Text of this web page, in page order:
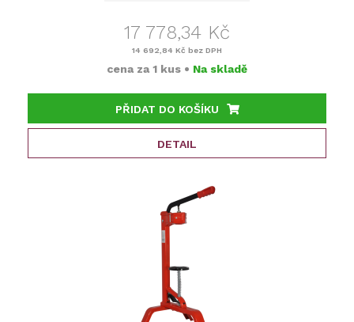
17 778,34 Kč
14 692,84 Kč bez DPH
cena za 1 kus • Na skladě
PŘIDAT DO KOŠÍKU
DETAIL